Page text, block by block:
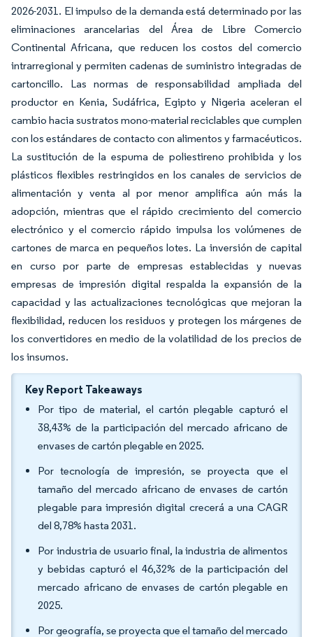
2026-2031. El impulso de la demanda está determinado por las
eliminaciones arancelarias del Área de Libre Comercio
Continental Africana, que reducen los costos del comercio
intrarregional y permiten cadenas de suministro integradas de
cartoncillo. Las normas de responsabilidad ampliada del
productor en Kenia, Sudáfrica, Egipto y Nigeria aceleran el
cambio hacia sustratos mono-material reciclables que cumplen
con los estándares de contacto con alimentos y farmacéuticos.
La sustitución de la espuma de poliestireno prohibida y los
plásticos flexibles restringidos en los canales de servicios de
alimentación y venta al por menor amplifica aún más la
adopción, mientras que el rápido crecimiento del comercio
electrónico y el comercio rápido impulsa los volúmenes de
cartones de marca en pequeños lotes. La inversión de capital
en curso por parte de empresas establecidas y nuevas
empresas de impresión digital respalda la expansión de la
capacidad y las actualizaciones tecnológicas que mejoran la
flexibilidad, reducen los residuos y protegen los márgenes de
los convertidores en medio de la volatilidad de los precios de
los insumos.
Key Report Takeaways
Por tipo de material, el cartón plegable capturó el
38,43% de la participación del mercado africano de
envases de cartón plegable en 2025.
Por tecnología de impresión, se proyecta que el
tamaño del mercado africano de envases de cartón
plegable para impresión digital crecerá a una CAGR
del 8,78% hasta 2031.
Por industria de usuario final, la industria de alimentos
y bebidas capturó el 46,32% de la participación del
mercado africano de envases de cartón plegable en
2025.
Por geografía, se proyecta que el tamaño del mercado